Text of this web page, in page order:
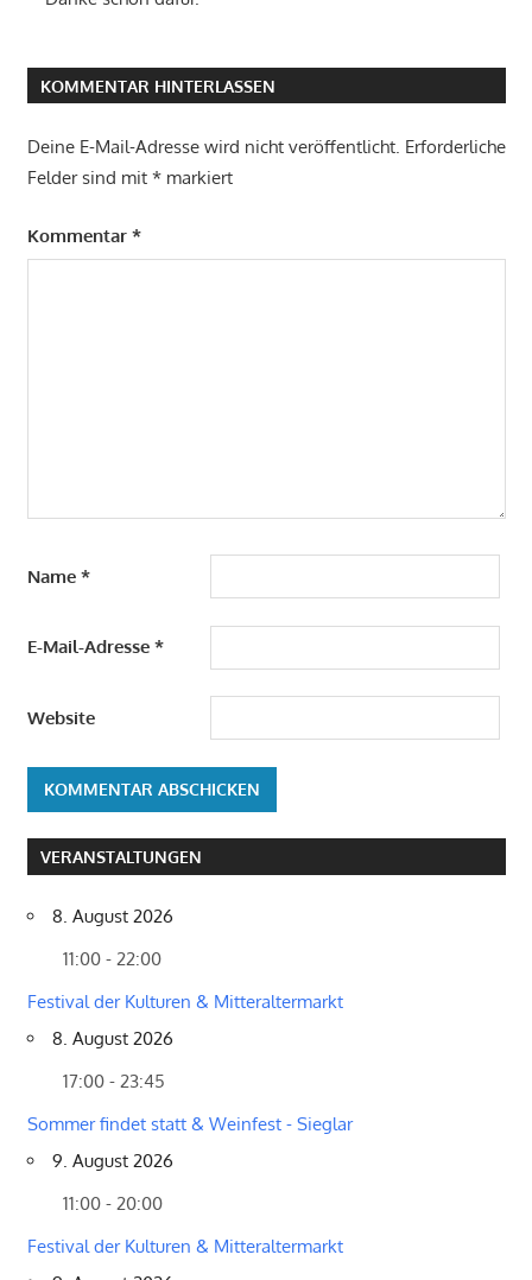
KOMMENTAR HINTERLASSEN
Deine E-Mail-Adresse wird nicht veröffentlicht. Erforderliche
Felder sind mit *markiert
Kommentar *
Name *
E-Mail-Adresse *
Website
VERANSTALTUNGEN
8. August 2026
11:00 - 22:00
Festival der Kulturen & Mitteraltermarkt
8. August 2026
17:00 - 23:45
Sommer findet statt & Weinfest - Sieglar
9. August 2026
11:00 - 20:00
Festival der Kulturen & Mitteraltermarkt